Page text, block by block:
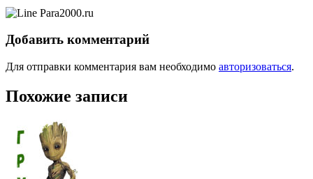
Добавить комментарий
Для отправки комментария вам необходимо авторизоваться.
Похожие записи